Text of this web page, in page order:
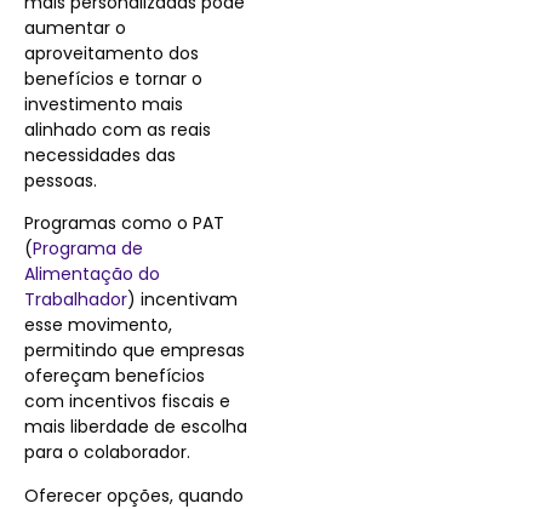
aumentar o
aproveitamento dos
benefícios e tornar o
investimento mais
alinhado com as reais
necessidades das
pessoas.
Programas como o PAT
(Programa de
Alimentação do
Trabalhador) incentivam
esse movimento,
permitindo que empresas
ofereçam benefícios
com incentivos fiscais e
mais liberdade de escolha
para o colaborador.
Oferecer opções, quando